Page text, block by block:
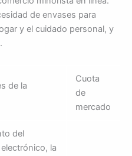
de envases para
y el cuidado personal, y
de la
Cuota
de
mercado
del
la